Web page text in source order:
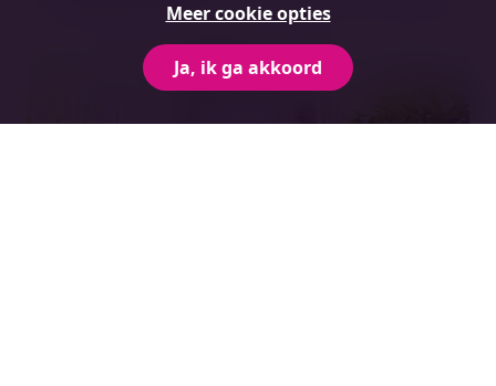
Meer cookie opties
Ja, ik ga akkoord